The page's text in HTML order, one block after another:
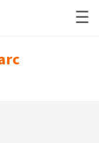
☰